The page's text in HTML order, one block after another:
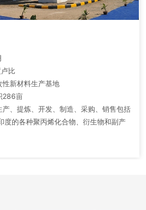
比
性新材料生产基地
286亩
、提炼、开发、制造、采购、销售包括
度的各种聚丙烯化合物、衍生物和副产